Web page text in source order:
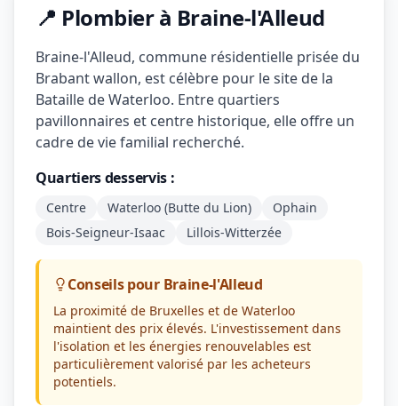
📍 Plombier à Braine-l'Alleud
Braine-l'Alleud, commune résidentielle prisée du
Brabant wallon, est célèbre pour le site de la
Bataille de Waterloo. Entre quartiers
pavillonnaires et centre historique, elle offre un
cadre de vie familial recherché.
Quartiers desservis :
Centre Waterloo (Butte du Lion)
Ophain
Bois-Seigneur-Isaac
Lillois-Witterzée
Conseils pour Braine-l'Alleud
La proximité de Bruxelles et de Waterloo
maintient des prix élevés. L'investissement dans
l'isolation et les énergies renouvelables est
particulièrement valorisé par les acheteurs
potentiels.